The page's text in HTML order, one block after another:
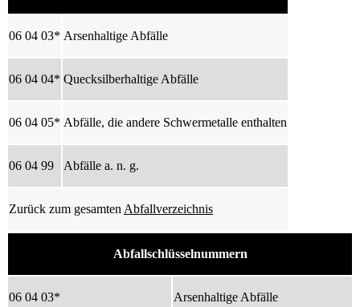
06 04 03* Arsenhaltige Abfälle
06 04 04* Quecksilberhaltige Abfälle
06 04 05* Abfälle, die andere Schwermetalle enthalten
06 04 99 Abfälle a. n. g.
Zurück zum gesamten Abfallverzeichnis
Abfallschlüsselnummern
06 04 03* Arsenhaltige Abfälle